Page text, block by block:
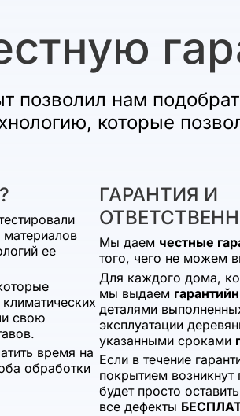
позволил нам
которые
ее
свою
время на
обработки
ГАРАНТИЯ И
Мы даем честные
того, чего не можем
Для каждого дома,
мы выдаем
деталями
эксплуатации
указанными сроками
Если в течение
покрытием
будет просто
все дефекты